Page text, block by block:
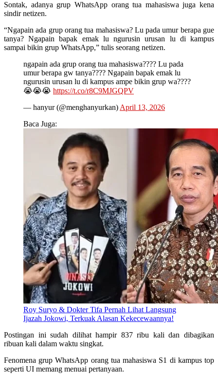
Sontak, adanya grup WhatsApp orang tua mahasiswa juga kena
sindir netizen.
“Ngapain ada grup orang tua mahasiswa? Lu pada umur berapa gue
tanya? Ngapain bapak emak lu ngurusin urusan lu di kampus
sampai bikin grup WhatsApp,” tulis seorang netizen.
ngapain ada grup orang tua mahasiswa???? Lu pada
umur berapa gw tanya???? Ngapain bapak emak lu
ngurusin urusan lu di kampus ampe bikin grup wa????
😭😭😭 https://t.co/r8C9MJGQPV
— hanyur (@menghanyurkan) April 13, 2026
Baca Juga:
Roy Suryo & Dokter Tifa Pernah Lihat Langsung
Ijazah Jokowi, Terkuak Alasan Kekecewaannya!
Postingan ini sudah dilihat hampir 837 ribu kali dan dibagikan
ribuan kali dalam waktu singkat.
Fenomena grup WhatsApp orang tua mahasiswa S1 di kampus top
seperti UI memang menuai pertanyaan.